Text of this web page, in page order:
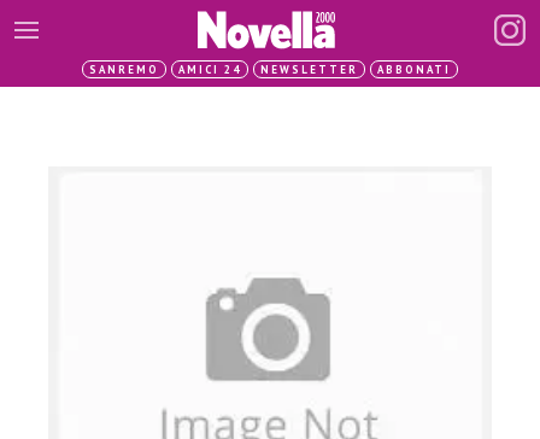
SANREMO AMICI 24 NEWSLETTER ABBONATI